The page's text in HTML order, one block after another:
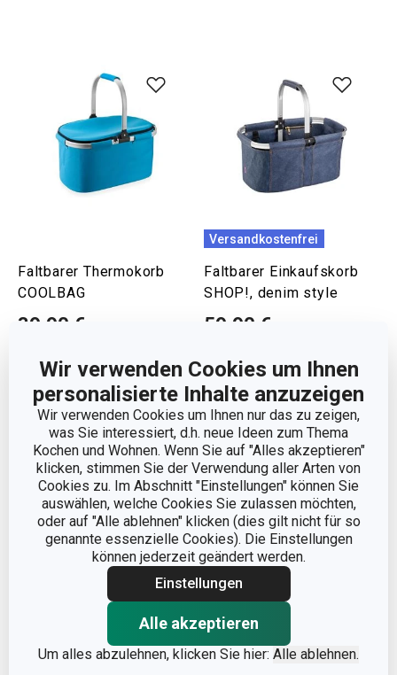
Wir verwenden Cookies um Ihnen
personalisierte Inhalte anzuzeigen
Wir verwenden Cookies um Ihnen nur das zu zeigen,
was Sie interessiert, d.h. neue Ideen zum Thema
Kochen und Wohnen. Wenn Sie auf "Alles akzeptieren"
klicken, stimmen Sie der Verwendung aller Arten von
Cookies zu. Im Abschnitt "Einstellungen" können Sie
auswählen, welche Cookies Sie zulassen möchten,
oder auf "Alle ablehnen" klicken (dies gilt nicht für so
genannte essenzielle Cookies). Die Einstellungen
können jederzeit geändert werden.
Einstellungen
Alle akzeptieren
Um alles abzulehnen, klicken Sie hier: Alle ablehnen.
Faltbarer Thermokorb
COOLBAG
39,90 €
Warenkorb
Versandkostenfrei
Faltbarer Einkaufskorb
SHOP!, denim style
59,90 €
Faltbarer Einkaufskorb